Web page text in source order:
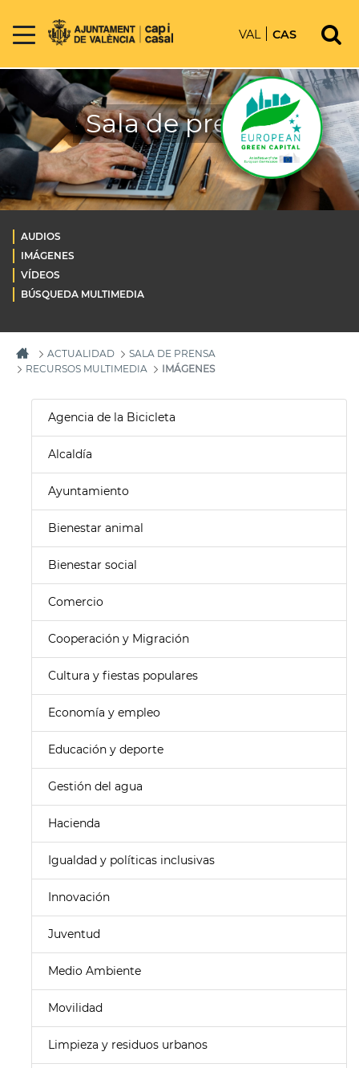
VAL CAS
Sala de prensa
AUDIOS
IMÁGENES
VÍDEOS
BÚSQUEDA MULTIMEDIA
ACTUALIDAD
SALA DE PRENSA
RECURSOS MULTIMEDIA
IMÁGENES
Agencia de la Bicicleta
Alcaldía
Ayuntamiento
Bienestar animal
Bienestar social
Comercio
Cooperación y Migración
Cultura y fiestas populares
Economía y empleo
Educación y deporte
Gestión del agua
Hacienda
Igualdad y políticas inclusivas
Innovación
Juventud
Medio Ambiente
Movilidad
Limpieza y residuos urbanos